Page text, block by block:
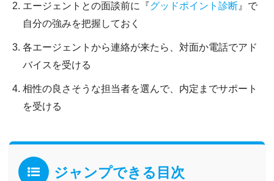
エージェントとの面談前に『グッドポイント診断 』で
自分の強みを把握しておく
各エージェントから連絡が来たら、対面か電話でアド
バイスを受ける
相性の良さそうな担当者を選んで、内定までサポート
を受ける
ジャンプできる目次